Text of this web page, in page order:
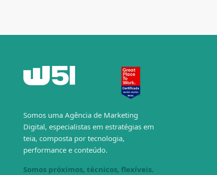
Somos uma Agência de Marketing
Digital, especialistas em estratégias em
teia, composta por tecnologia,
performance e conteúdo.
Somos próximos, técnicos, flexíveis.